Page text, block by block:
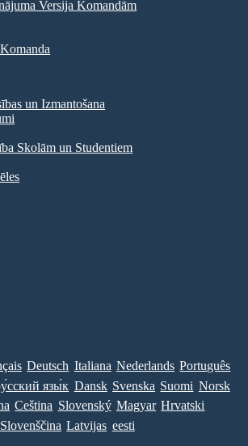
Versija Komandām
un Izmantošana
Skolām un Studentiem
Deutsch Italiana Nederlands Português
язы́к Dansk Svenska Suomi Norsk
Ceština Slovenský Magyar Hrvatski
Slovenščina Latvijas eesti